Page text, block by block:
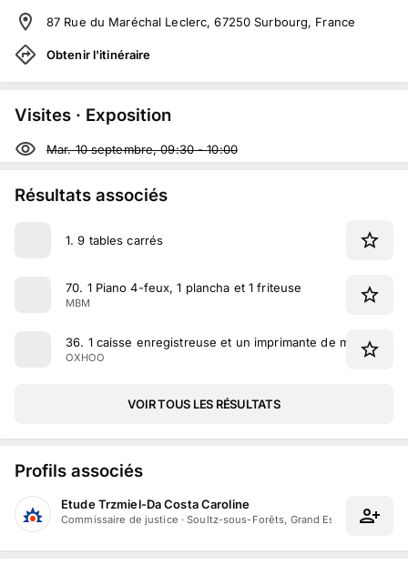
87 Rue du Maréchal Leclerc, 67250 Surbourg, France
Obtenir l'itinéraire
Visites · Exposition
Mar. 10 septembre, 09:30-10:00
Résultats associés
1.9 tables carrés
70. 1 Piano 4-feux, 1 plancha et 1 friteuse
MBM
36. 1 caisse enregistreuse et un imprimante de marque
OXHOO
VOIR TOUS LES RÉSULTATS
Profils associés
Etude Trzmiel-Da Costa Caroline
Commissaire de justice ·Soultz-sous-Forêts, Grand Est